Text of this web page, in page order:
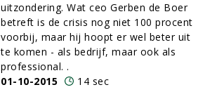
uitzondering. Wat ceo Gerben de Boer
betreft is de crisis nog niet 100 procent
voorbij, maar hij hoopt er wel beter uit
te komen - als bedrijf, maar ook als
professional. .
01-10-2015
14 sec